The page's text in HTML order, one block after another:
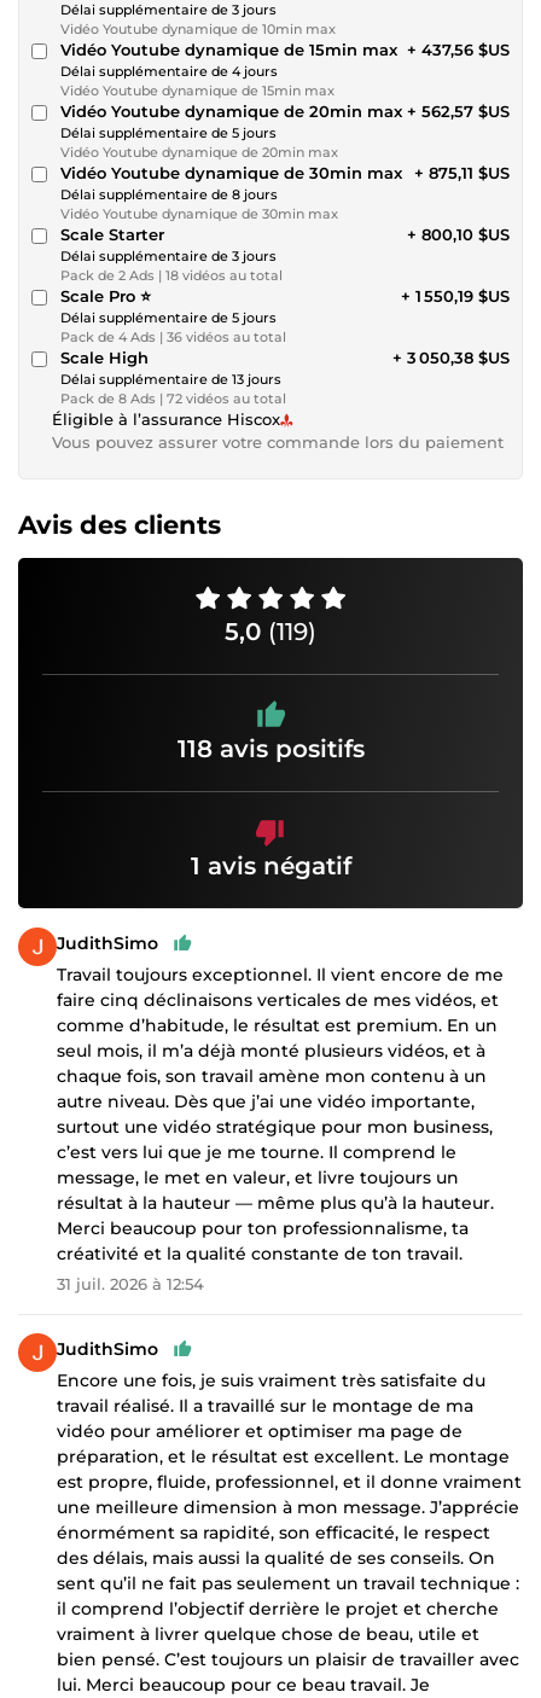
Délai supplémentaire de 3 jours
Vidéo Youtube dynamique de 10min max
Vidéo Youtube dynamique de 15min max
Délai supplémentaire de 4 jours
Vidéo Youtube dynamique de 15min max
+ 437,56 $US
Vidéo Youtube dynamique de 20min max
Délai supplémentaire de 5 jours
Vidéo Youtube dynamique de 20min max
+ 562,57 $US
Vidéo Youtube dynamique de 30min max
Délai supplémentaire de 8 jours
Vidéo Youtube dynamique de 30min max
+ 875,11 $US
Scale Starter
Délai supplémentaire de 3 jours
Pack de 2 Ads | 18 vidéos au total
+ 800,10 $US
Scale Pro ⭐
Délai supplémentaire de 5 jours
Pack de 4 Ads | 36 vidéos au total
+ 1 550,19 $US
Scale High
Délai supplémentaire de 13 jours
Pack de 8 Ads | 72 vidéos au total
+ 3 050,38 $US
Éligible à l’assurance Hiscox
Vous pouvez assurer votre commande lors du paiement
Avis des clients
5,0 (119)
118 avis positifs
1 avis négatif
JudithSimo
Travail toujours exceptionnel. Il vient encore de me
faire cinq déclinaisons verticales de mes vidéos, et
comme d’habitude, le résultat est premium. En un
seul mois, il m’a déjà monté plusieurs vidéos, et à
chaque fois, son travail amène mon contenu à un
autre niveau. Dès que j’ai une vidéo importante,
surtout une vidéo stratégique pour mon business,
c’est vers lui que je me tourne. Il comprend le
message, le met en valeur, et livre toujours un
résultat à la hauteur — même plus qu’à la hauteur.
Merci beaucoup pour ton professionnalisme, ta
créativité et la qualité constante de ton travail.
31 juil. 2026 à 12:54
JudithSimo
Encore une fois, je suis vraiment très satisfaite du
travail réalisé. Il a travaillé sur le montage de ma
vidéo pour améliorer et optimiser ma page de
préparation, et le résultat est excellent. Le montage
est propre, fluide, professionnel, et il donne vraiment
une meilleure dimension à mon message. J’apprécie
énormément sa rapidité, son efficacité, le respect
des délais, mais aussi la qualité de ses conseils. On
sent qu’il ne fait pas seulement un travail technique :
il comprend l’objectif derrière le projet et cherche
vraiment à livrer quelque chose de beau, utile et
bien pensé. C’est toujours un plaisir de travailler avec
lui. Merci beaucoup pour ce beau travail. Je